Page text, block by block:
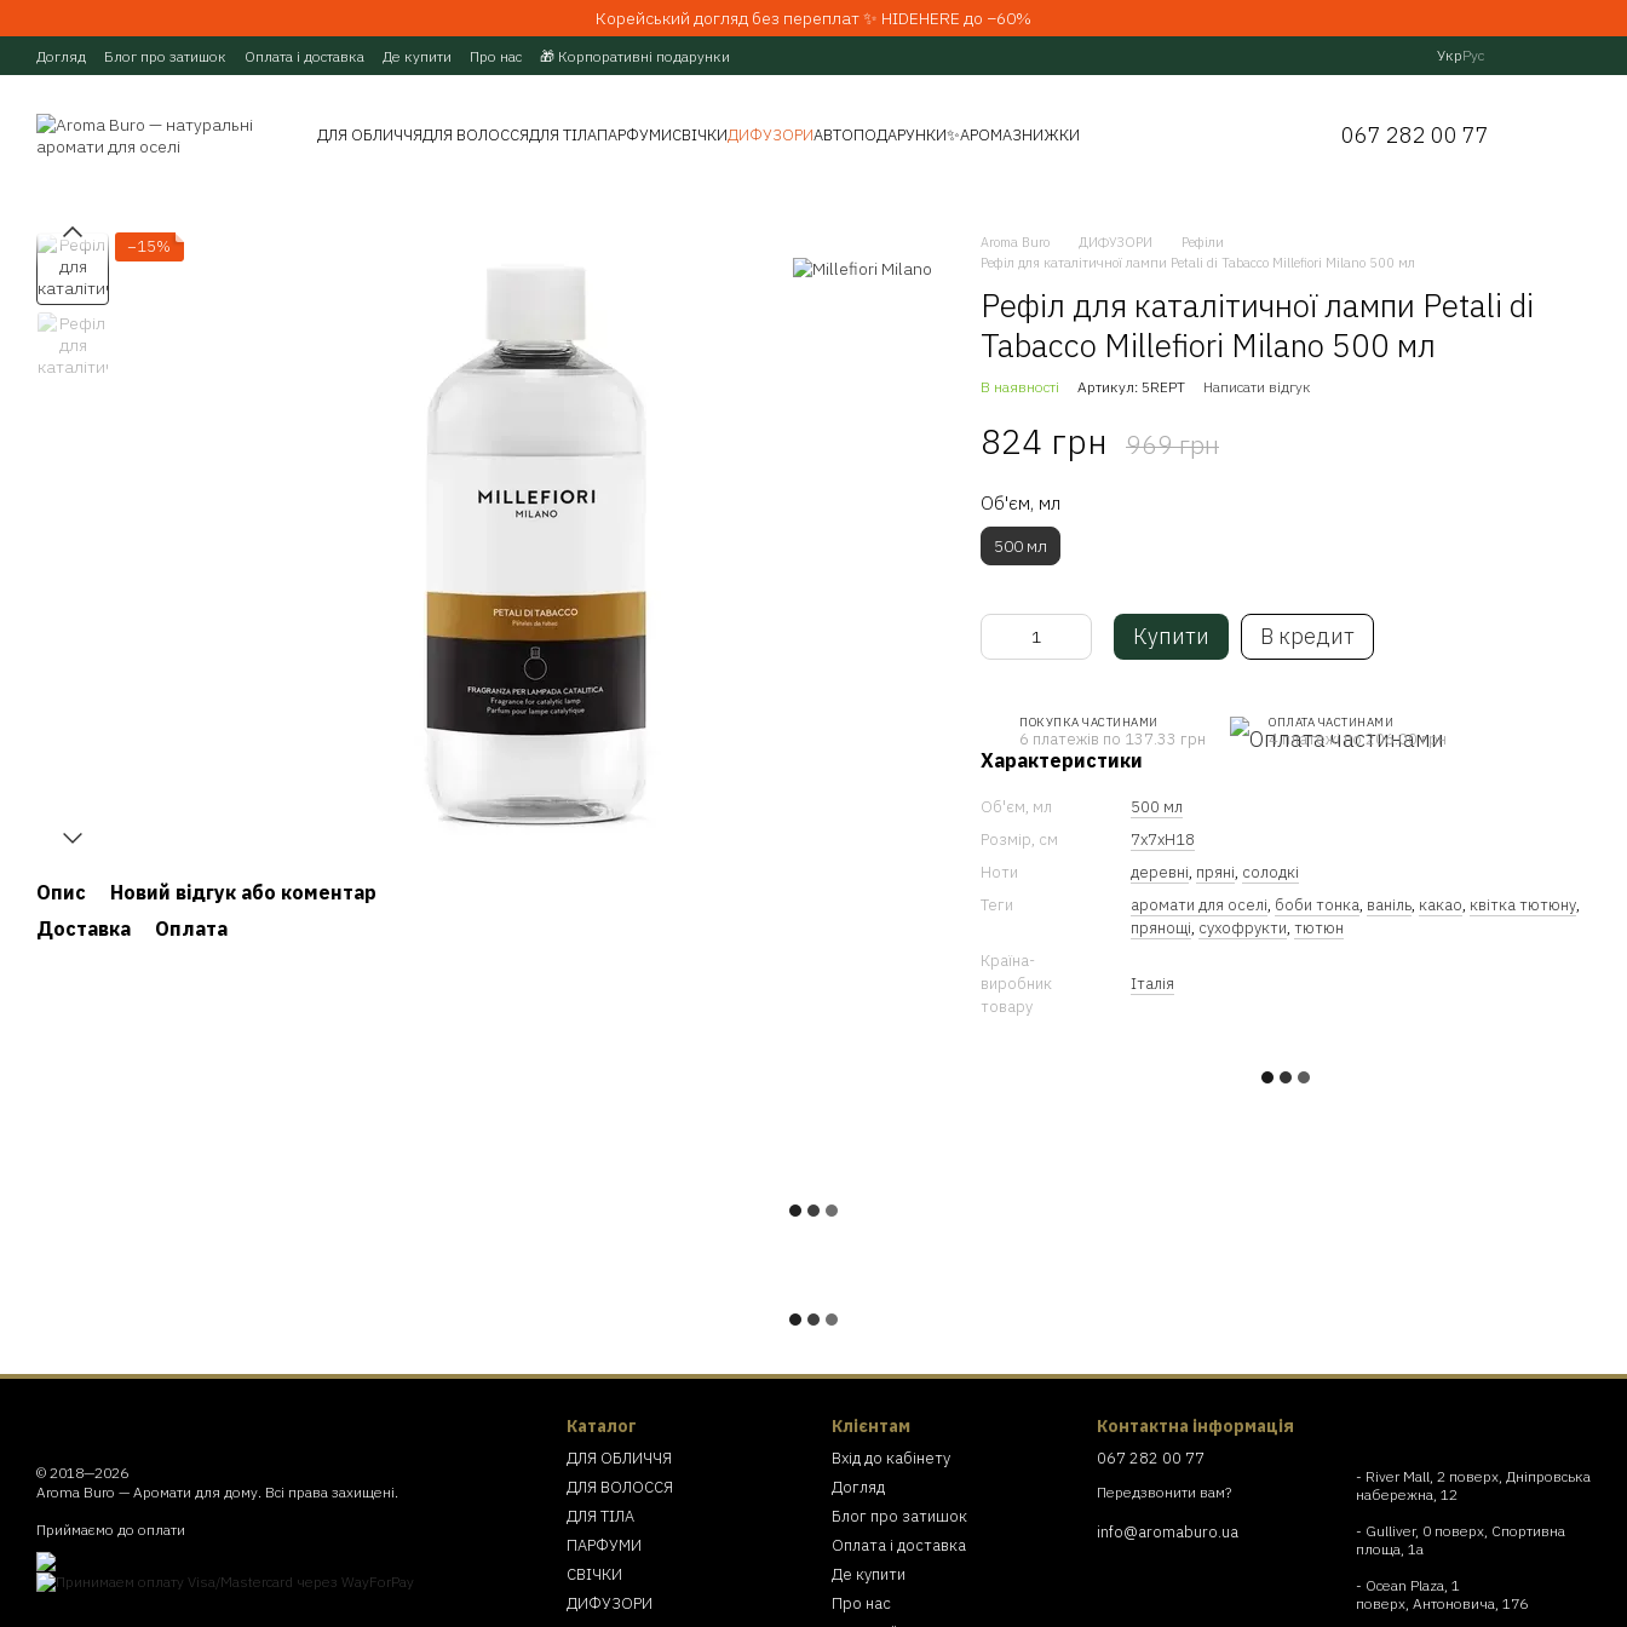
Корейський догляд без переплат ✨ HIDEHERE до −60%
Догляд Блог про затишок Оплата і доставка Де купити Про нас 🎁 Корпоративні подарунки УкрРус
ДЛЯ ОБЛИЧЧЯДЛЯ ВОЛОССЯДЛЯ ТІЛАПАРФУМИСВІЧКИДИФУЗОРИАВТОПОДАРУНКИ✨АРОМАЗНИЖКИ 067 282 00 77
−15%
Опис
Новий відгук або коментар
Доставка
Оплата
Aroma Buro ДИФУЗОРИ
Рефіли
Рефіл для каталітичної лампи Petali di Tabacco Millefiori Milano 500 мл
Рефіл для каталітичної лампи Petali di
Tabacco Millefiori Milano 500 мл
В наявності Артикул: 5REPT Написати відгук
824 грн 969 грн
Об'єм, мл
500 мл
Купити В кредит
ПОКУПКА ЧАСТИНАМИ
6 платежів по 137.33 грн
ОПЛАТА ЧАСТИНАМИ
4 платежі по 206.00 грн
Характеристики
Об'єм, мл
500 мл
Розмір, см
7х7хH18
Ноти
деревні, пряні, солодкі
Теги
аромати для оселі, боби тонка, ваніль, какао, квітка тютюну,
прянощі, сухофрукти,тютюн
Країна-
виробник
товару
Італія
© 2018—2026
Aroma Buro — Аромати для дому. Всі права захищені.
Приймаємо до оплати
Каталог
ДЛЯ ОБЛИЧЧЯ
ДЛЯ ВОЛОССЯ
ДЛЯ ТІЛА
ПАРФУМИ
СВІЧКИ
ДИФУЗОРИ
Клієнтам
Вхід до кабінету
Догляд
Блог про затишок
Оплата і доставка
Де купити
Про нас
Контактна інформація
067 282 00 77
Передзвонити вам?
info@aromaburo.ua
- River Mall, 2 поверх, Дніпровська
набережна, 12
- Gulliver, 0 поверх, Спортивна
площа, 1а
- Ocean Plaza, 1
поверх, Антоновича, 176